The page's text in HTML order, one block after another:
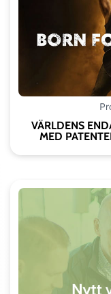
VÄRLDENS
MED